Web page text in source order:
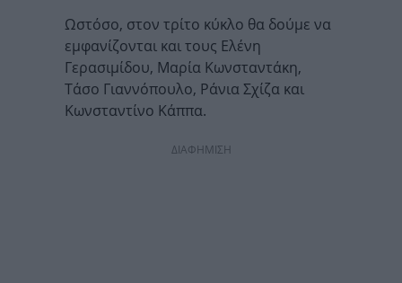
Ωστόσο, στον τρίτο κύκλο θα δούμε να
εμφανίζονται και τους Ελένη
Γερασιμίδου, Μαρία Κωνσταντάκη,
Τάσο Γιαννόπουλο, Ράνια Σχίζα και
Κωνσταντίνο Κάππα.
ΔΙΑΦΗΜΙΣΗ